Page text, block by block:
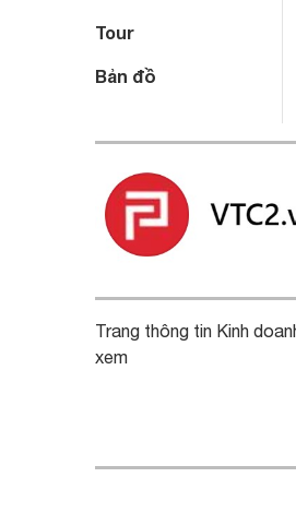
Tour
Bản đồ
Trang thông tin Kinh
xem